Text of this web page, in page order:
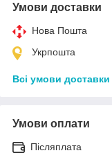
Умови доставки
Нова Пошта
Укрпошта
Всі умови доставки
Умови оплати
Післяплата